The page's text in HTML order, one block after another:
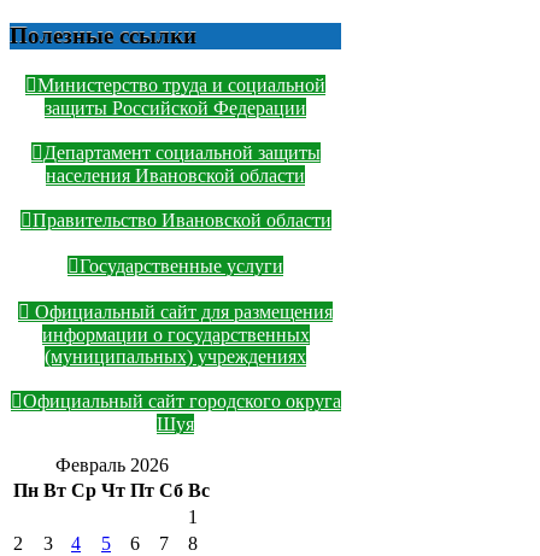
Полезные ссылки
Министерство труда и социальной
защиты Российской Федерации
Департамент социальной защиты
населения Ивановской области
Правительство Ивановской области
Государственные услуги
Официальный сайт для размещения
информации о государственных
(муниципальных) учреждениях
Официальный сайт городского округа
Шуя
Февраль 2026
Пн Вт Ср Чт Пт Сб Вс
1
2
3 4 5 6 7
8